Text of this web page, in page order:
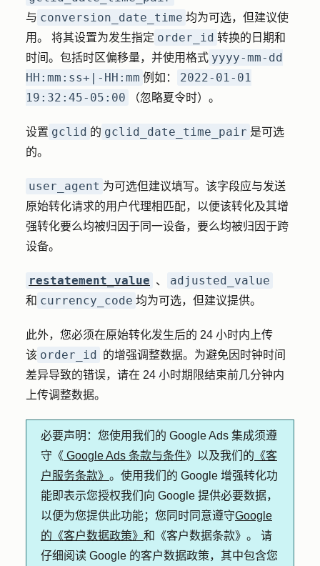
与 conversion_date_time 均为可选，但建议使
用。 将其设置为发生指定 order_id 转换的日期和
时间。包括时区偏移量，并使用格式 yyyy-mm-dd
HH:mm:ss+|-HH:mm 例如：
2022-01-01
19:32:45-05:00
（忽略夏令时）。
设置 gclid 的 gclid_date_time_pair 是可选
的。
user_agent 为可选但建议填写。该字段应与发送
原始转化请求的用户代理相匹配，以便该转化及其增
强转化要么均被归因于同一设备，要么均被归因于跨
设备。
restatement_value 、 adjusted_value
和 currency_code 均为可选，但建议提供。
此外，您必须在原始转化发生后的 24 小时内上传
该 order_id
的增强调整数据。为避免因时钟时间
差异导致的错误，请在 24 小时期限结束前几分钟内
上传调整数据。
必要声明： 您使用我们的 Google Ads 集成须遵
守《 Google Ads 条款与条件》以及我们的 《客
户服务条款》 。使用我们的 Google 增强转化功
能即表示您授权我们向 Google 提供必要数据，
以便为您提供此功能；您同时同意遵守Google
的《客户数据政策》 和《客户数据条款》。 请
仔细阅读 Google 的客户数据政策，其中包含您